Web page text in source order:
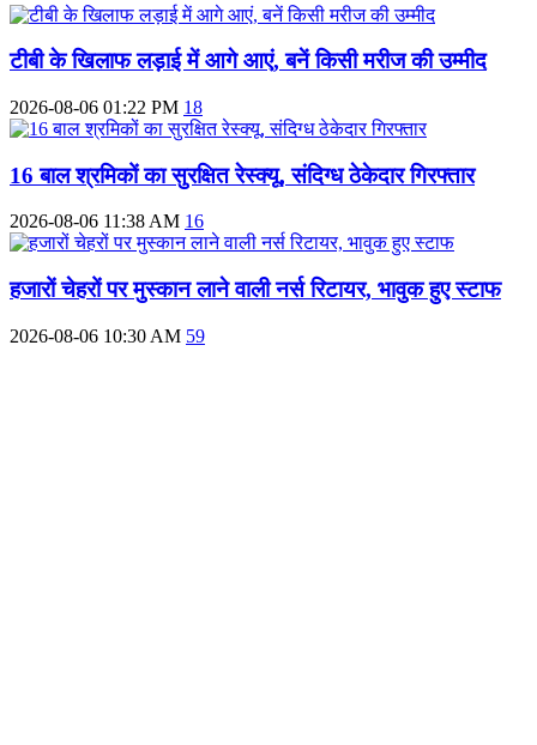
टीबी के खिलाफ लड़ाई में आगे आएं, बनें किसी मरीज की उम्मीद
2026-08-06 01:22 PM 18
16 बाल श्रमिकों का सुरक्षित रेस्क्यू, संदिग्ध ठेकेदार गिरफ्तार
2026-08-06 11:38 AM 16
हजारों चेहरों पर मुस्कान लाने वाली नर्स रिटायर, भावुक हुए स्टाफ
2026-08-06 10:30 AM 59